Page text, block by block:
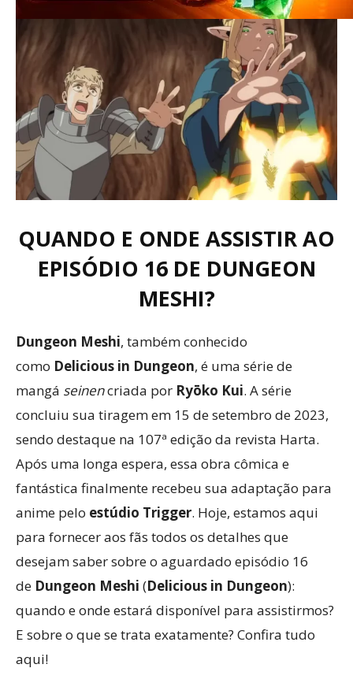
QUANDO E ONDE ASSISTIR AO
EPISÓDIO 16 DE DUNGEON
MESHI?
Dungeon Meshi, também conhecido
como Delicious in Dungeon, é uma série de
mangá seinencriada por Ryōko Kui. A série
concluiu sua tiragem em 15 de setembro de 2023,
sendo destaque na 107ª edição da revista Harta.
Após uma longa espera, essa obra cômica e
fantástica finalmente recebeu sua adaptação para
anime pelo estúdio Trigger. Hoje, estamos aqui
para fornecer aos fãs todos os detalhes que
desejam saber sobre o aguardado episódio 16
de Dungeon Meshi (Delicious in Dungeon):
quando e onde estará disponível para assistirmos?
E sobre o que se trata exatamente? Confira tudo
aqui!